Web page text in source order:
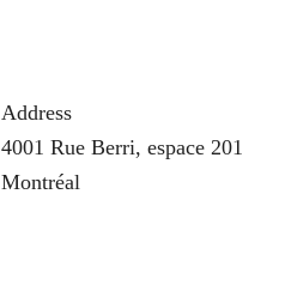
Address
4001 Rue Berri, espace 201
Montréal